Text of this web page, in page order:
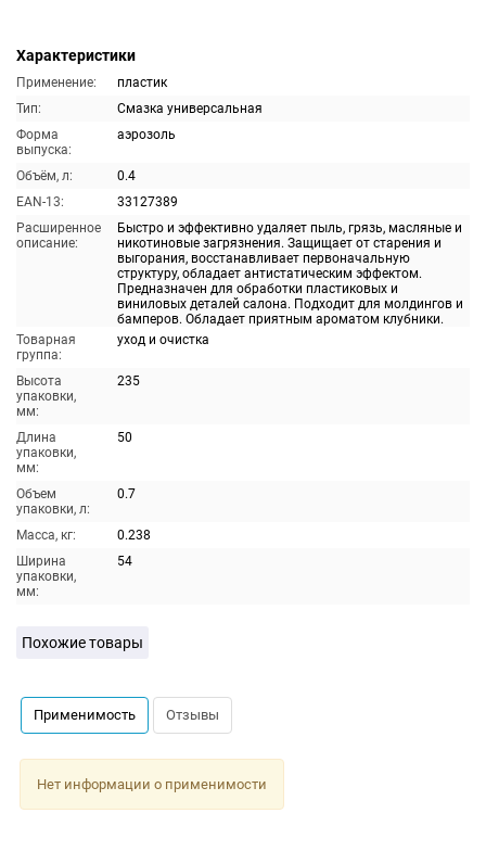
Характеристики
Применение:
пластик
Тип:
Смазка универсальная
Форма
выпуска:
аэрозоль
Объём, л:
0.4
EAN-13:
33127389
Расширенное
описание:
Быстро и эффективно удаляет пыль, грязь, масляные и
никотиновые загрязнения. Защищает от старения и
выгорания, восстанавливает первоначальную
структуру, обладает антистатическим эффектом.
Предназначен для обработки пластиковых и
виниловых деталей салона. Подходит для молдингов и
бамперов. Обладает приятным ароматом клубники.
Товарная
группа:
уход и очистка
Высота
упаковки,
мм:
235
Длина
упаковки,
мм:
50
Объем
упаковки, л:
0.7
Масса, кг:
0.238
Ширина
упаковки,
мм:
54
Похожие товары
Применимость Отзывы
Нет информации о применимости